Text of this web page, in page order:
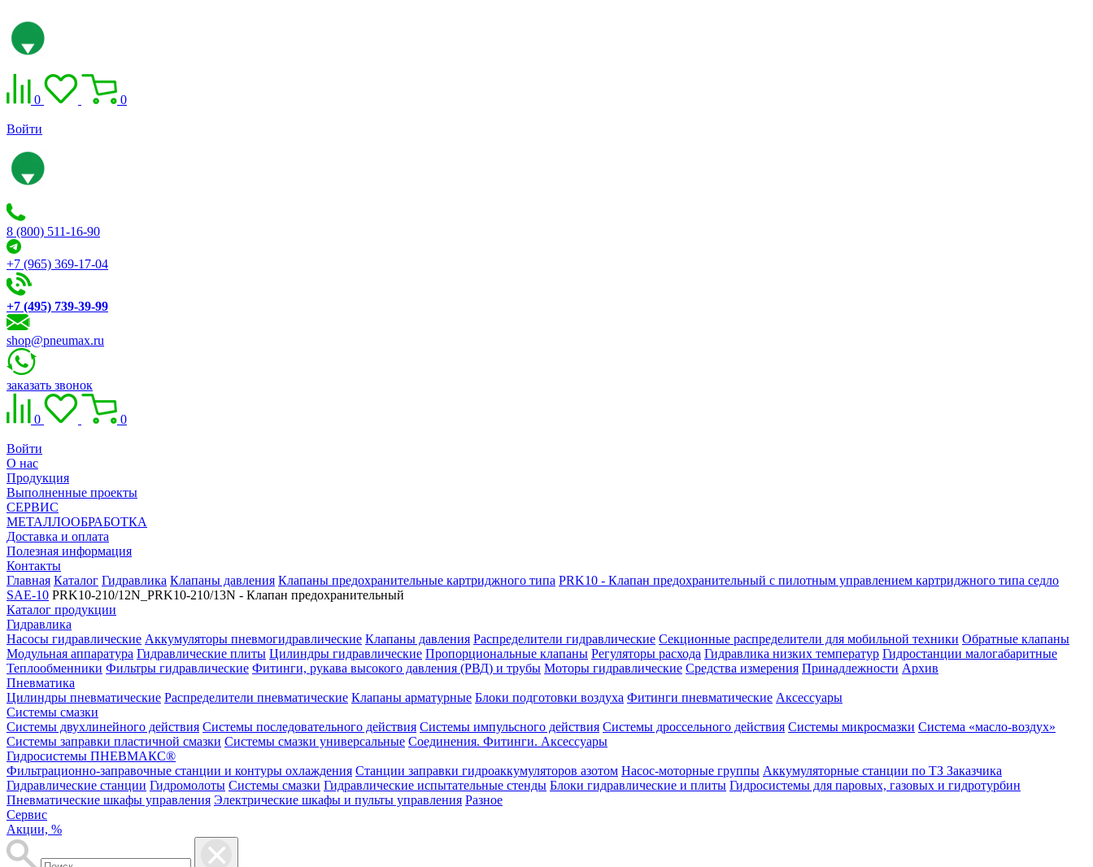
0 0
Войти
8 (800) 511-16-90
+7 (965) 369-17-04
+7 (495) 739-39-99
shop@pneumax.ru
заказать звонок
0 0
Войти
О нас
Продукция
Выполненные проекты
СЕРВИС
МЕТАЛЛООБРАБОТКА
Доставка и оплата
Полезная информация
Контакты
Главная Каталог Гидравлика Клапаны давления Клапаны предохранительные картриджного типа PRK10 - Клапан предохранительный с пилотным управлением картриджного типа седло
SAE-10 PRK10-210/12N_PRK10-210/13N - Клапан предохранительный
Каталог продукции
Гидравлика
Насосы гидравлические Аккумуляторы пневмогидравлические Клапаны давления Распределители гидравлические Секционные распределители для мобильной техники Обратные клапаны
Модульная аппаратура Гидравлические плиты Цилиндры гидравлические Пропорциональные клапаны Регуляторы расхода Гидравлика низких температур Гидростанции малогабаритные
Теплообменники Фильтры гидравлические Фитинги, рукава высокого давления (РВД) и трубы Моторы гидравлические Средства измерения Принадлежности Архив
Пневматика
Цилиндры пневматические Распределители пневматические Клапаны арматурные Блоки подготовки воздуха Фитинги пневматические Аксессуары
Системы смазки
Системы двухлинейного действия Системы последовательного действия Системы импульсного действия Системы дроссельного действия Системы микросмазки Система «масло-воздух»
Системы заправки пластичной смазки Системы смазки универсальные Соединения. Фитинги. Аксессуары
Гидросистемы ПНЕВМАКС®
Фильтрационно-заправочные станции и контуры охлаждения Станции заправки гидроаккумуляторов азотом Насос-моторные группы Аккумуляторные станции по ТЗ Заказчика
Гидравлические станции Гидромолоты Системы смазки Гидравлические испытательные стенды Блоки гидравлические и плиты Гидросистемы для паровых, газовых и гидротурбин
Пневматические шкафы управления Электрические шкафы и пульты управления Разное
Сервис
Акции, %